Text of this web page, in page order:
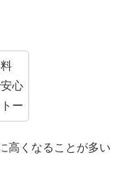
心
ー
高くなることが多い